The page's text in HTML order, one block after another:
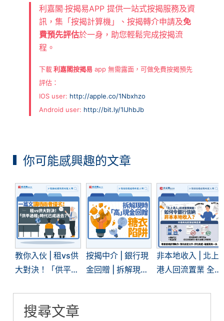
利嘉閣‧按揭易APP 提供一站式按揭服務及資
訊，集「按揭計算機」、按揭轉介申請及免
費預先評估於一身，助您輕鬆完成按揭流
程。
下載利嘉閣按揭易app 無需露面，可做免費按揭預先
評估：
IOS user: http://apple.co/1Nbxhzo
Android user: http://bit.ly/1IJhbJb
你可能感興趣的文章
教你入伙 | 租vs供
大對決！「供平過
按揭中介 | 銀行現
金回贈 | 拆解現時
非本地收入 | 北上
港人回流置業 全
搜尋文章